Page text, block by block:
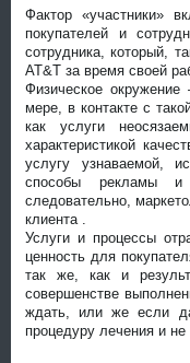
Фактор «участники»
покупателей и
сотрудника, который,
AT&T за время своей
Физическое
мере, в контакте с
как услуги
характеристикой
услугу узнаваемой,
способы рекламы и
следовательно,
клиента .
Услуги и процессы
ценность для
так же, как и
совершенстве
ждать, или же если
процедуру лечения и